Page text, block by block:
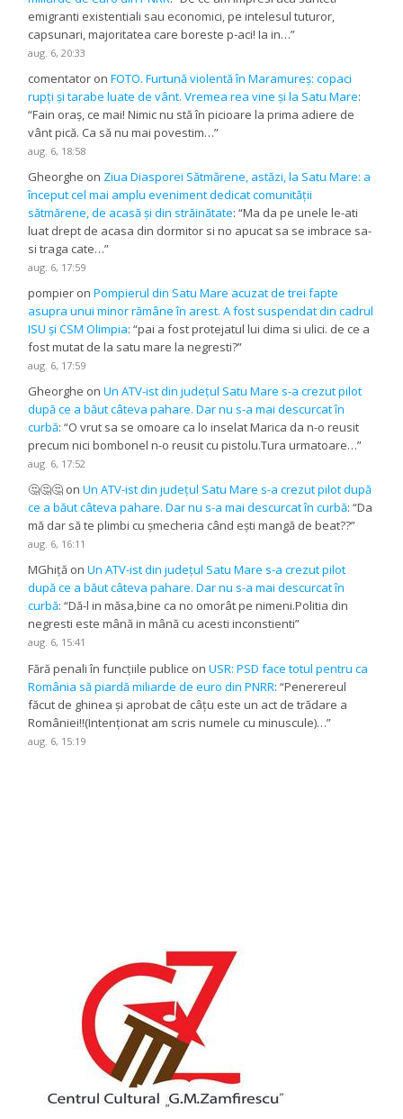
emigranti existentiali sau economici, pe intelesul tuturor,
capsunari, majoritatea care boreste p-aci! Ia in…”
aug. 6, 20:33
comentator onFOTO. Furtună violentă în Maramureș: copaci
rupți și tarabe luate de vânt. Vremea rea vine și la Satu Mare:
“Fain oraș, ce mai! Nimic nu stă în picioare la prima adiere de
vânt pică. Ca să nu mai povestim…”
aug. 6, 18:58
Gheorghe on Ziua Diasporei Sătmărene, astăzi, la Satu Mare: a
început cel mai amplu eveniment dedicat comunității
sătmărene, de acasă și din străinătate: “Ma da pe unele le-ati
luat drept de acasa din dormitor si no apucat sa se imbrace sa-
si traga cate…”
aug. 6, 17:59
pompier onPompierul din Satu Mare acuzat de trei fapte
asupra unui minor rămâne în arest. A fost suspendat din cadrul
ISU și CSM Olimpia: “pai a fost protejatul lui dima si ulici. de ce a
fost mutat de la satu mare la negresti?”
aug. 6, 17:59
Gheorghe onUn ATV-ist din județul Satu Mare s-a crezut pilot
după ce a băut câteva pahare. Dar nu s-a mai descurcat în
curbă: “O vrut sa se omoare ca lo inselat Marica da n-o reusit
precum nici bombonel n-o reusit cu pistolu.Tura urmatoare…”
aug. 6, 17:52
🤔🤔🤔 onUn ATV-ist din județul Satu Mare s-a crezut pilot după
ce a băut câteva pahare. Dar nu s-a mai descurcat în curbă: “Da
mă dar să te plimbi cu șmecheria când ești mangă de beat??”
aug. 6, 16:11
MGhiță onUn ATV-ist din județul Satu Mare s-a crezut pilot
după ce a băut câteva pahare. Dar nu s-a mai descurcat în
curbă: “Dă-l in măsa,bine ca no omorât pe nimeni.Politia din
negresti este mână in mână cu acesti inconstienti”
aug. 6, 15:41
Fără penali în funcțiile publice onUSR: PSD face totul pentru ca
România să piardă miliarde de euro din PNRR: “Penerereul
făcut de ghinea și aprobat de câțu este un act de trădare a
României!!(Intenționat am scris numele cu minuscule)…”
aug. 6, 15:19